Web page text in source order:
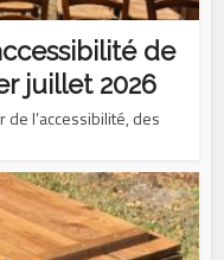
de
juillet 2026
l’accessibilité, des